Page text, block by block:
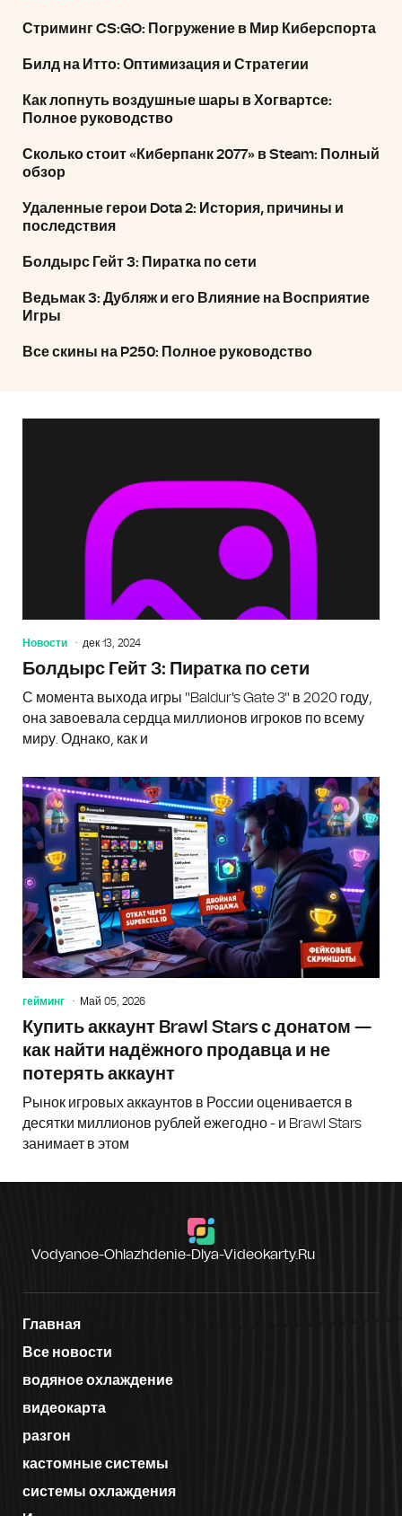
Стриминг CS:GO: Погружение в Мир Киберспорта
Билд на Итто: Оптимизация и Стратегии
Как лопнуть воздушные шары в Хогвартсе:
Полное руководство
Сколько стоит «Киберпанк 2077» в Steam: Полный
обзор
Удаленные герои Dota 2: История, причины и
последствия
Болдырс Гейт 3: Пиратка по сети
Ведьмак 3: Дубляж и его Влияние на Восприятие
Игры
Все скины на P250: Полное руководство
Новости дек 13, 2024
Болдырс Гейт 3: Пиратка по сети
С момента выхода игры "Baldur's Gate 3" в 2020 году,
она завоевала сердца миллионов игроков по всему
миру. Однако, как и
гейминг Май 05, 2026
Купить аккаунт Brawl Stars с донатом —
как найти надёжного продавца и не
потерять аккаунт
Рынок игровых аккаунтов в России оценивается в
десятки миллионов рублей ежегодно - и Brawl Stars
занимает в этом
Vodyanoe-Ohlazhdenie-Dlya-Videokarty.ru
Главная
Все новости
водяное охлаждение
видеокарта
разгон
кастомные системы
системы охлаждения